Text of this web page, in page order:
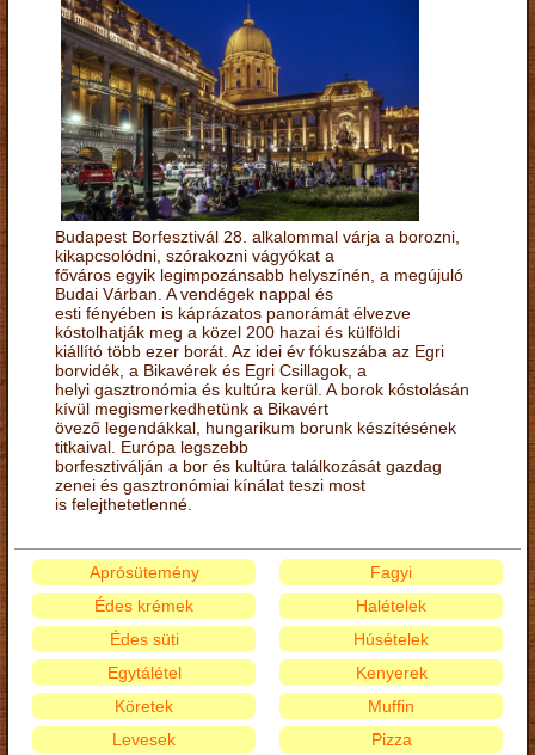
Budapest Borfesztivál 28. alkalommal várja a borozni,
kikapcsolódni, szórakozni vágyókat a
főváros egyik legimpozánsabb helyszínén, a megújuló
Budai Várban. A vendégek nappal és
esti fényében is káprázatos panorámát élvezve
kóstolhatják meg a közel 200 hazai és külföldi
kiállító több ezer borát. Az idei év fókuszába az Egri
borvidék, a Bikavérek és Egri Csillagok, a
helyi gasztronómia és kultúra kerül. A borok kóstolásán
kívül megismerkedhetünk a Bikavért
övező legendákkal, hungarikum borunk készítésének
titkaival. Európa legszebb
borfesztiválján a bor és kultúra találkozását gazdag
zenei és gasztronómiai kínálat teszi most
is felejthetetlenné.
Aprósütemény
Édes krémek
Édes süti
Egytálétel
Fagyi
Halételek
Húsételek
Kenyerek
Köretek
Levesek
Muffin
Pizza